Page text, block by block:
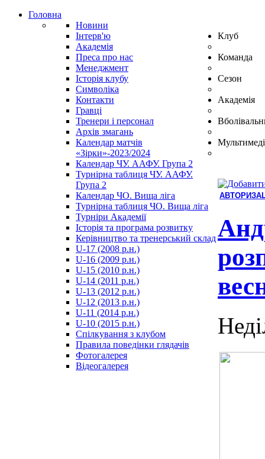
Головна
Новини
Інтерв'ю
Академія
Преса про нас
Клуб
Менеджмент
Історія клубу
Символіка
Контакти
Команда
Гравці
Тренери і персонал
Архів змагань
Сезон
Календар матчів
«Зірки»-2023/2024
Календар ЧУ. ААФУ. Група 2
Турнірна таблиця ЧУ. ААФУ.
Група 2
Календар ЧО. Вища ліга
Турнірна таблиця ЧО. Вища ліга
Академія
Турніри Академії
Історія та програма розвитку
Керівництво та тренерський склад
U-17 (2008 р.н.)
U-16 (2009 р.н.)
U-15 (2010 р.н.)
U-14 (2011 р.н.)
U-13 (2012 р.н.)
U-12 (2013 р.н.)
U-11 (2014 р.н.)
U-10 (2015 р.н.)
Спілкування з клубом
Правила поведінки глядачів
Фотогалерея
Відеогалерея